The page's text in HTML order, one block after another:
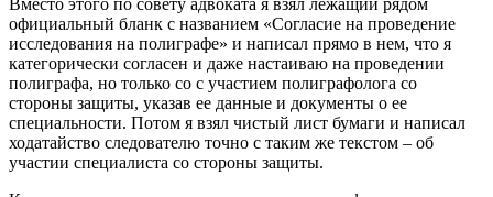
официальный бланк с названием «Согласие на проведение
исследования на полиграфе» и написал прямо в нем, что я
категорически согласен и даже настаиваю на проведении
полиграфа, но только со с участием полиграфолога со
стороны защиты, указав ее данные и документы о ее
специальности. Потом я взял чистый лист бумаги и написал
ходатайство следователю точно с таким же текстом – об
участии специалиста со стороны защиты.